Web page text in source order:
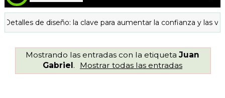
de diseño: la clave para aumentar la confianza y las visitas
Mostrando las entradas con la etiqueta Juan
Gabriel . Mostrar todas las entradas